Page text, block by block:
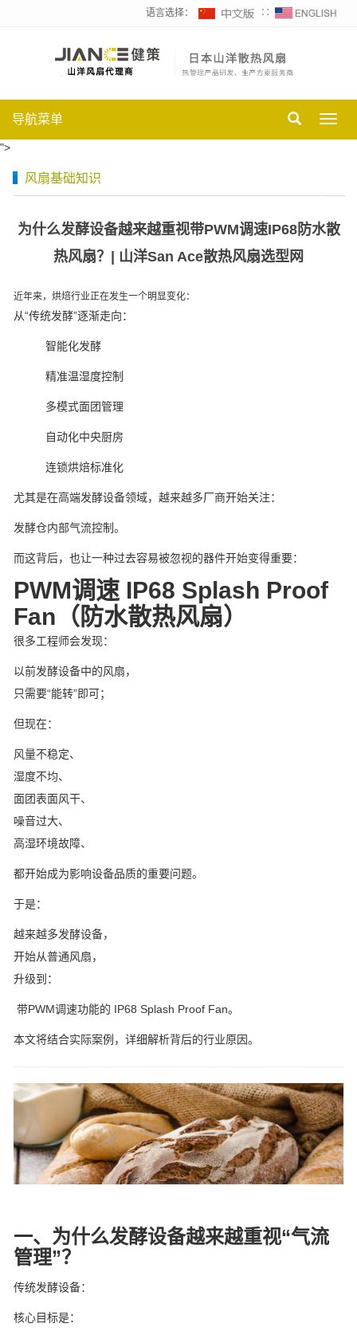
语言选择： ∷
导航菜单
">
风扇基础知识
为什么发酵设备越来越重视带PWM调速IP68防水散
热风扇？| 山洋San Ace散热风扇选型网
近年来，烘焙行业正在发生一个明显变化：
从“传统发酵”逐渐走向：
智能化发酵
精准温湿度控制
多模式面团管理
自动化中央厨房
连锁烘焙标准化
尤其是在高端发酵设备领域，越来越多厂商开始关注：
发酵仓内部气流控制。
而这背后，也让一种过去容易被忽视的器件开始变得重要：
PWM调速 IP68 Splash Proof
Fan（防水散热风扇）
很多工程师会发现：
以前发酵设备中的风扇，
只需要“能转”即可；
但现在：
风量不稳定、
湿度不均、
面团表面风干、
噪音过大、
高湿环境故障、
都开始成为影响设备品质的重要问题。
于是：
越来越多发酵设备，
开始从普通风扇，
升级到：
带PWM调速功能的 IP68 Splash Proof Fan。
本文将结合实际案例，详细解析背后的行业原因。
一、为什么发酵设备越来越重视“气流
管理”？
传统发酵设备：
核心目标是：